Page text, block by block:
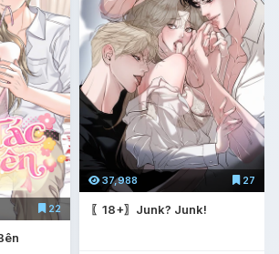
22
37,988 27
〖18+〗Junk? Junk!